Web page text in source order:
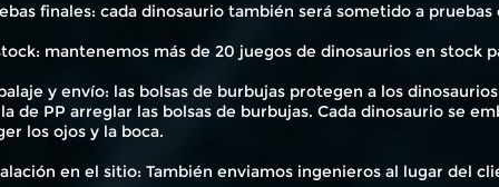
finales: cada dinosaurio también será sometido a
mantenemos más de 20 juegos de dinosaurios en stock
y envío: las bolsas de burbujas protegen a los
de PP arreglar las bolsas de burbujas. Cada dinosaurio se
los ojos y la boca.
en el sitio: También enviamos ingenieros al lugar del